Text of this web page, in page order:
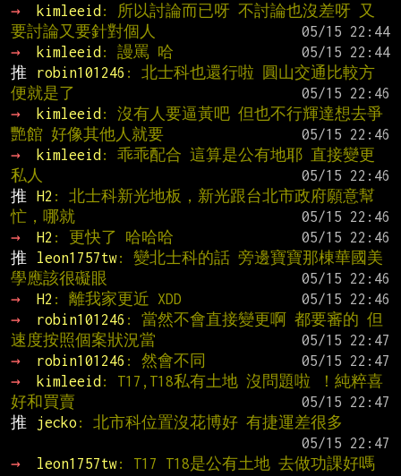
→
kimleeid : 所以討論而已呀 不討論也沒差呀 又
要討論又要針對個人
→
kimleeid : 謾罵 哈
推
robin101246 : 北士科也還行啦 圓山交通比較方
便就是了
→
kimleeid : 沒有人要逼黃吧 但也不行輝達想去爭
艷館 好像其他人就要
→
kimleeid : 乖乖配合 這算是公有地耶 直接變更
私人
推
H2 : 北士科新光地板，新光跟台北市政府願意幫
忙，哪就
→
H2 : 更快了 哈哈哈
推
leon1757tw: 變北士科的話 旁邊寶寶那棟華國美
學應該很礙眼
→
H2 : 離我家更近 XDD
→
robin101246 : 當然不會直接變更啊 都要審的 但
速度按照個案狀況當
→
robin101246 : 然會不同
→
kimleeid : T17,T18私有土地 沒問題啦 ！純粹喜
好和買賣
推
jecko : 北市科位置沒花博好 有捷運差很多
→
leon1757tw: T17 T18是公有土地 去做功課好嗎